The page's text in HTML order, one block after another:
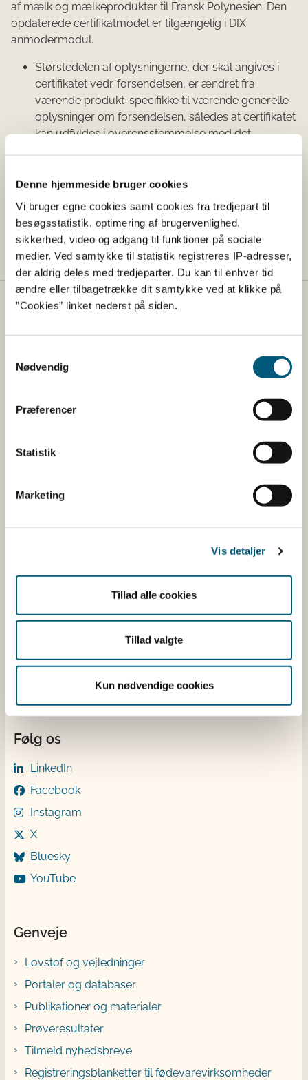
Denne hjemmeside bruger cookies
Vi bruger egne cookies samt cookies fra tredjepart til
besøgsstatistik, optimering af brugervenlighed,
sikkerhed, video og adgang til funktioner på sociale
medier. Ved samtykke til statistik registreres IP-adresser,
der aldrig deles med tredjeparter. Du kan til enhver tid
ændre eller tilbagetrække dit samtykke ved at klikke på
”Cookies” linket nederst på siden.
Nødvendig
Præferencer
Statistik
Marketing
Vis detaljer
Tillad alle cookies
Tillad valgte
Kun nødvendige cookies
af mælk og mælkeprodukter til Fransk Polynesien. Den
opdaterede certifikatmodel er tilgængelig i DIX
anmodermodul.
Størstedelen af oplysningerne, der skal angives i
certifikatet vedr. forsendelsen, er ændret fra
værende produkt-specifikke til værende generelle
oplysninger om forsendelsen, således at certifikatet
kan udfyldes i overensstemmelse med det
produkt-specifikke oplysninger, hvor også
bearbejdningsvirksomhed og frysehus (hvis
relevant), samt indfrysningsdatoer (hvis relevant)
fremgår.
Fødevarestyrelsen
Fødevarestyrelsen er en styrelse under
Erhvervsministeriet. Styrelsen arbejder med hele
fødevarekæden fra jord til bord med fokus på
officielle Kostråd og smileykontroller, som du kender
Fødevarestyrelsen
Stationsparken 31-33
EAN
Betaling af regning
Åben:
Mandag: 9-12 og 13-15
Onsdag: 9-12
Torsdag: 9-12 og 13-15
Følg os
LinkedIn
Facebook
Instagram
X
Bluesky
YouTube
Genveje
Lovstof og vejledninger
Portaler og databaser
Publikationer og materialer
Prøveresultater
Tilmeld nyhedsbreve
Registreringsblanketter til fødevarevirksomheder